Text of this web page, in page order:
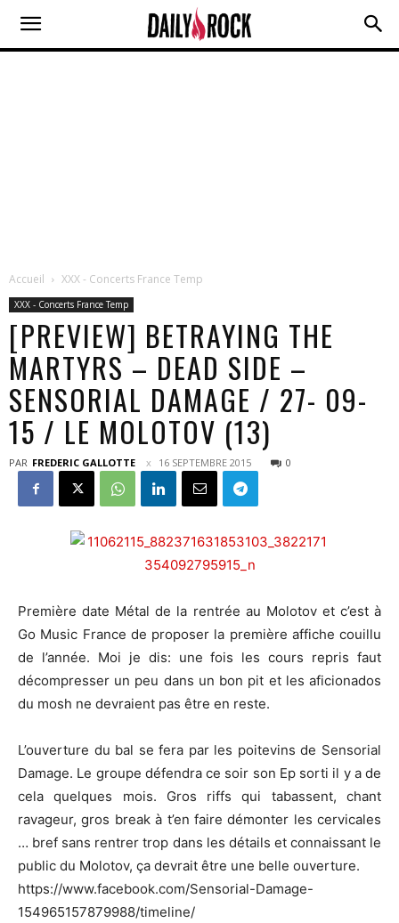
Accueil XXX - Concerts France Temp
XXX - Concerts France Temp
[PREVIEW] BETRAYING THE
MARTYRS – DEAD SIDE –
SENSORIAL DAMAGE / 27- 09-
15 / LE MOLOTOV (13)
PAR FREDERIC GALLOTTE 16 SEPTEMBRE 2015 0
Première date Métal de la rentrée au Molotov et c’est à
Go Music France de proposer la première affiche couillu
de l’année. Moi je dis: une fois les cours repris faut
décompresser un peu dans un bon pit et les aficionados
du mosh ne devraient pas être en reste.
L’ouverture du bal se fera par les poitevins de Sensorial
Damage. Le groupe défendra ce soir son Ep sorti il y a de
cela quelques mois. Gros riffs qui tabassent, chant
ravageur, gros break à t’en faire démonter les cervicales
… bref sans rentrer trop dans les détails et connaissant le
public du Molotov, ça devrait être une belle ouverture.
https://www.facebook.com/Sensorial-Damage-
154965157879988/timeline/